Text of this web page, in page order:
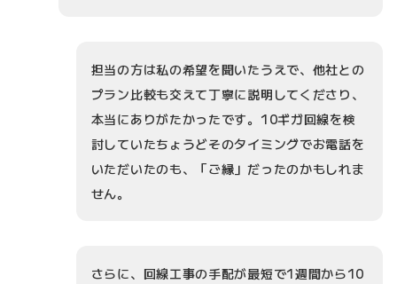
担当の方は私の希望を聞いたうえで、他社との
プラン比較も交えて丁寧に説明してくださり、
本当にありがたかったです。10ギガ回線を検
討していたちょうどそのタイミングでお電話を
いただいたのも、「ご縁」だったのかもしれま
せん。
さらに、回線工事の手配が最短で1週間から10